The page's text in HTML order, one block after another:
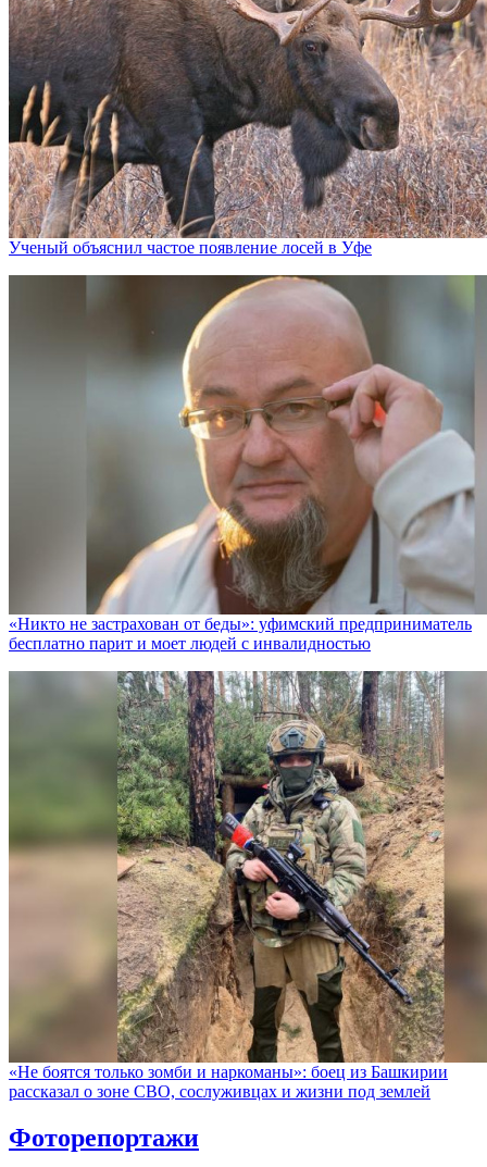
Ученый объяснил частое появление лосей в Уфе
«Никто не заcтрахован от беды»: уфимский предприниматель
бесплатно парит и моет людей с инвалидностью
«Не боятся только зомби и наркоманы»: боец из Башкирии
рассказал о зоне СВО, сослуживцах и жизни под землей
Фоторепортажи